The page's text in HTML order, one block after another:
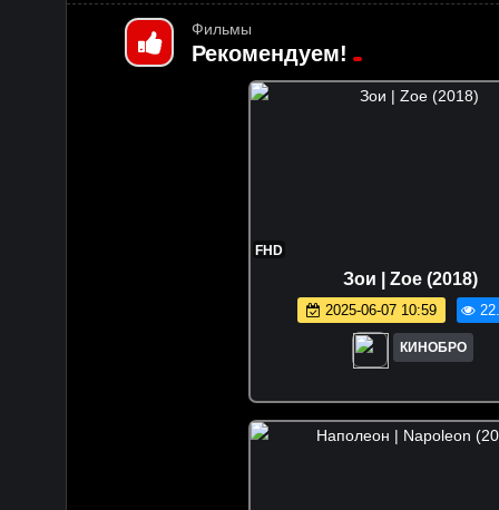
Фильмы
Рекомендуем!
FHD
Зои | Zoe (2018)
2025-06-07 10:59
КИНОБРО